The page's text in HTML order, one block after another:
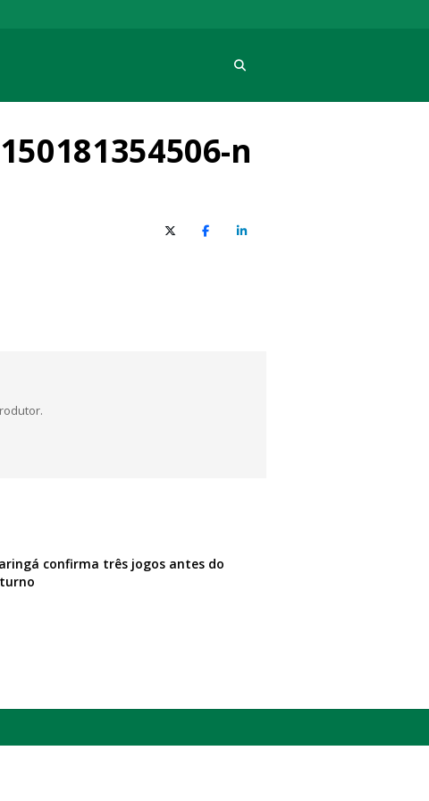
n
X (Twitter)FacebookO LinkedIn
confirma três jogos antes do